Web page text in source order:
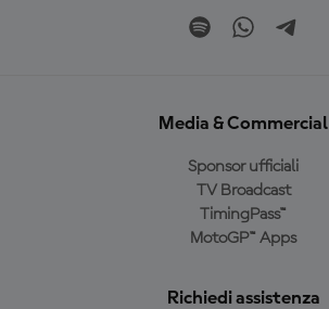
Media & Commercial
Sponsor ufficiali
TV Broadcast
TimingPass™
MotoGP™ Apps
Richiedi assistenza